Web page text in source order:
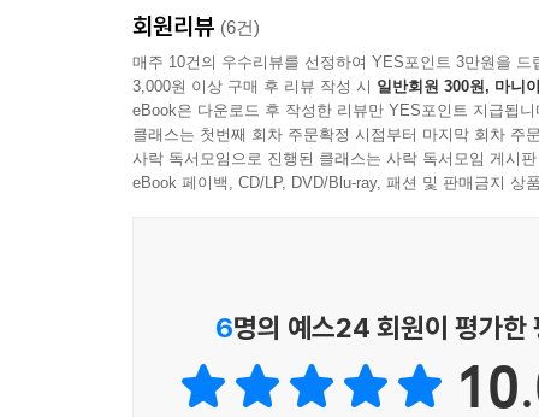
불안감을 잊을 수 있거든요.”
“화장을 하지 않으면 밖에 나갈 수 없어요. 맨얼굴
“처음에는 단순한 호기심이었어요. 친구 따라 몇
“우린 서로 잘 맞는 베프였어요. 그런데 지금은 그
청소년 상담사이며, 상담심리 전문가인 저자는
▶ 십 대 자녀를 둔 부모들이 읽으며 자녀를 이해
회원리뷰 (6건)
매주 10건의 우수리뷰를 선정하여 YES포인트 3만원을 드
3,000원 이상 구매 후 리뷰 작성 시 일반회원 300원, 마니
eBook은 다운로드 후 작성한 리뷰만 YES포인트 지급됩니
클래스는 첫번째 회차 주문확정 시점부터 마지막 회차 주
사락 독서모임으로 진행된 클래스는 사락 독서모임 게시
eBook 페이백, CD/LP, DVD/Blu-ray, 패션 및 판매금지 상
6명의 예스24 회원이 평가한